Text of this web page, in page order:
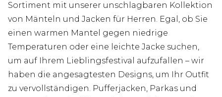
Sortiment mit unserer unschlagbaren Kollektion
von Mänteln und Jacken für Herren. Egal, ob Sie
einen warmen Mantel gegen niedrige
Temperaturen oder eine leichte Jacke suchen,
um auf Ihrem Lieblingsfestival aufzufallen – wir
haben die angesagtesten Designs, um Ihr Outfit
zu vervollständigen. Pufferjacken, Parkas und